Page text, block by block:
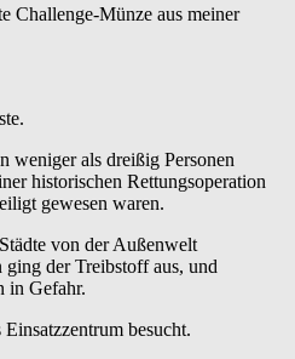
Challenge-Münze aus meiner
weniger als dreißig Personen
historischen Rettungsoperation
gewesen waren.
von der Außenwelt
ging der Treibstoff aus, und
in Gefahr.
besucht.